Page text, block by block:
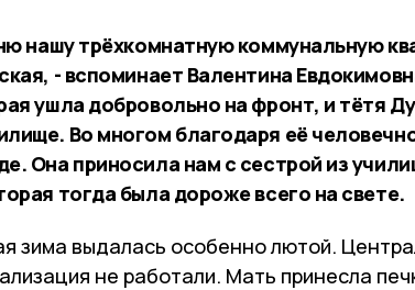
нашу трёхкомнатную коммунальную
- вспоминает Валентина
ушла добровольно на фронт, и тётя
Во многом благодаря её
Она приносила нам с сестрой из
тогда была дороже всего на свете.
зима выдалась особенно лютой.
не работали. Мать принесла